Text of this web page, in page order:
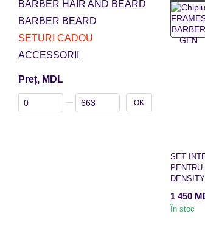
SET
1 450
În stoc
BARBER HAIR AND BEARD
BARBER BEARD
SETURI CADOU
ACCESSORII
Preț, MDL
De la Preț, MDL
Până la Preț, MDL OK